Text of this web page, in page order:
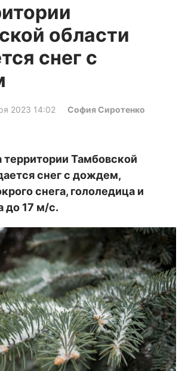
области
снег с
2023 14:02
София Сиротенко
территории Тамбовской
снег с дождем,
снега, гололедица и
до 17 м/с.